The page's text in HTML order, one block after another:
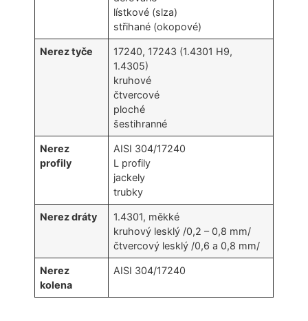
lístkové (slza)
střihané (okopové)
Nerez tyče
17240, 17243 (1.4301 H9,
1.4305)
kruhové
čtvercové
ploché
šestihranné
Nerez
profily
AISI 304/17240
L profily
jackely
trubky
Nerez dráty
1.4301, měkké
kruhový lesklý /0,2 – 0,8 mm/
čtvercový lesklý /0,6 a 0,8 mm/
Nerez
kolena
AISI 304/17240